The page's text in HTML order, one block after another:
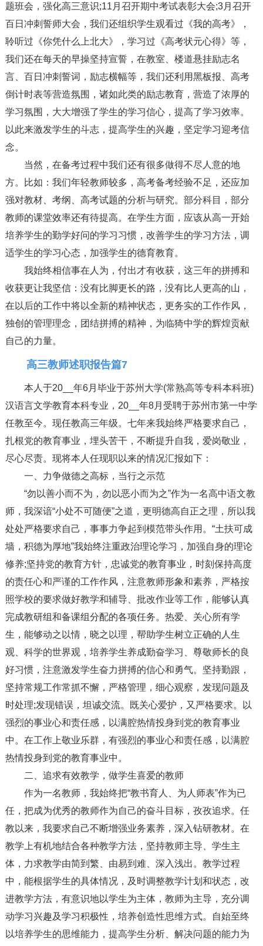
题班会，强化高三意识;11月召开期中考试表彰大会;3月召开
百日冲刺誓师大会，我们还组织学生观看过《我的高考》，
聆听过《你凭什么上北大》，学习过《高考状元心得》等，
我们还在每天的早操坚持宣誓，在教室、楼道悬挂励志名
言、百日冲刺誓词，励志横幅等，我们还利用黑板报、高考
倒计时表等营造氛围，诸如此类的励志教育，营造了浓厚的
学习氛围，大大增强了学生的学习信心，提高了学习效率。
以此来激发学生的斗志，提高学生的兴趣，坚定学习迎考信
念。
当然，在备考过程中我们还有很多做得不尽人意的地
方。比如：我们年轻教师较多，高考备考经验不足，还应加
强对教材、考纲、高考试题的分析与研究。部分科目，部分
教师的课堂效率还有待提高。在学生方面，应该从高一开始
培养学生的勤学好问的学习习惯，改善学生的学习方法，调
适学生的学习心态，加强学生的德育教育。
我始终相信事在人为，付出才有收获，这三年的拼搏和
收获更让我坚信：没有比脚更长的路，没有比人更高的山，
在以后的工作中将以全新的精神状态，更务实的工作作风，
独创的管理理念，团结拼搏的精神，为临猗中学的辉煌贡献
自己的力量。
高三教师述职报告篇7
本人于20__年6月毕业于苏州大学(常熟高等专科本科班)
汉语言文学教育本科专业，20__年8月受聘于苏州市第一中学
任教至今。现任教高三年级。七年来我始终严格要求自己，
扎根党的教育事业，埋头苦干，不断提升自我，爱岗敬业，
尽心尽责。现将本人任现职以来的情况汇报如下：
一、力争做德之高标，当行之示范
“勿以善小而不为，勿以恶小而为之”作为一名高中语文教
师，我深谙“小处不可随便”之道，更明德高自正之理，所以我
处处严格要求自己，事事力争起到模范带头作用。“土扶可成
墙，积德为厚地”我始终注重政治理论学习，加强自身的理论
修养;坚持党的教育方针，忠诚党的教育事业，时刻保持高度
的责任心和严谨的工作作风，注意教师形象和素养，严格按
照学校的要求做好教学和辅导、批改作业等工作，能够认真
完成教研组和备课组分配的各项任务。热爱、关心所有学
生，能够动之以情，晓之以理，帮助学生树立正确的人生
观、科学的世界观，培养学生养成勤奋学习、尊敬师长的良
好习惯，注意激发学生奋力拼搏的信心和勇气。坚持勤跟，
坚持常规工作常抓不懈，严格管理，细心观察，发现问题及
时处理;发现错误，坦诚交流。既关心爱护，又严格要求。以
强烈的事业心和责任感，以满腔热情投身到党的教育事业
中。在工作上敬业乐群，有强烈的事业心和责任感，以满腔
热情投身到党的教育事业中。
二、追求有效教学，做学生喜爱的教师
作为一名教师，我始终把“教书育人、为人师表”作为已
任，把成为优秀的教师作为自己的奋斗目标，孜孜追求。任
教以来，我要求自己不断增强业务素养，深入钻研教材。在
教学上有机地结合各种教学方法，坚持教师主导、学生主
体，力求教学由简到繁、由易到难、深入浅出。教学过程
中，能根据学生的具体情况，及时调整教学计划和状态，改
进教学方法，有意识地以学生为主体，教师为主导，充分调
动学习兴趣及学习积极性，培养创造性思维方式。自始至终
以培养学生的思维能力，提高学生分析、解决问题的能力为